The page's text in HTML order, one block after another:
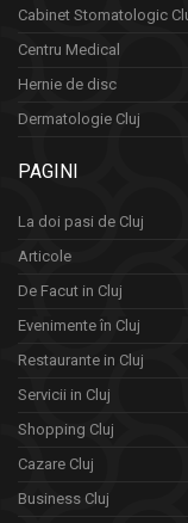
Cabinet Stomatologic
Centru Medical
Hernie de disc
Dermatologie Cluj
PAGINI
La doi pasi de Cluj
Articole
De Facut in Cluj
Evenimente în Cluj
Restaurante in Cluj
Servicii in Cluj
Shopping Cluj
Cazare Cluj
Business Cluj